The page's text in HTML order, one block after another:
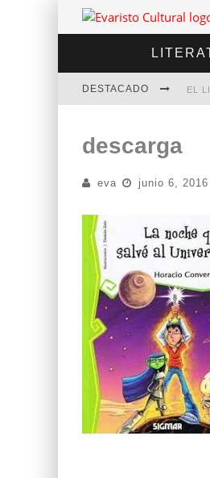
DESTACADO EL
descarga
eva junio 6, 2016